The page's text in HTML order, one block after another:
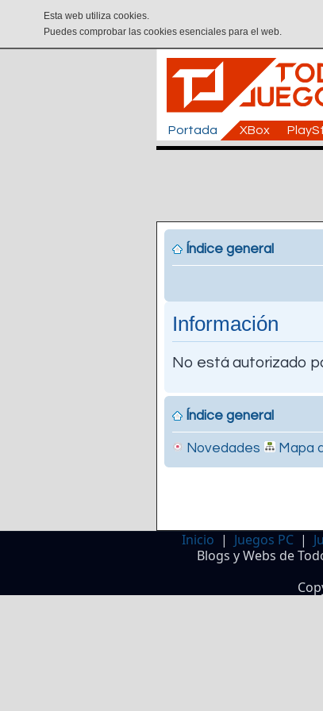
Esta web utiliza cookies.
Puedes comprobar las cookies esenciales para el web.
Portada XBox
Índice general
Información
No está autorizado
Índice general
Novedades Mapa
Inicio | Juegos PC |
Blogs y Webs de